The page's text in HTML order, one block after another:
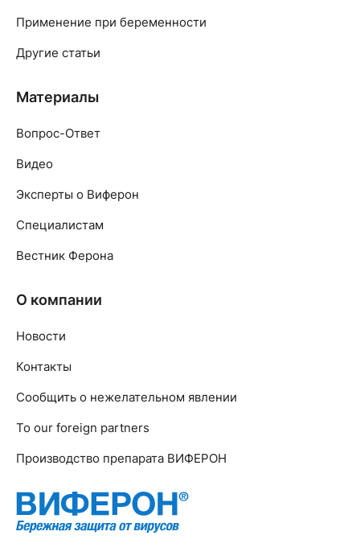
Применение при беременности
Другие статьи
Материалы
Вопрос-Ответ
Видео
Эксперты о Виферон
Специалистам
Вестник Ферона
О компании
Новости
Контакты
Сообщить о нежелательном явлении
To our foreign partners
Производство препарата ВИФЕРОН